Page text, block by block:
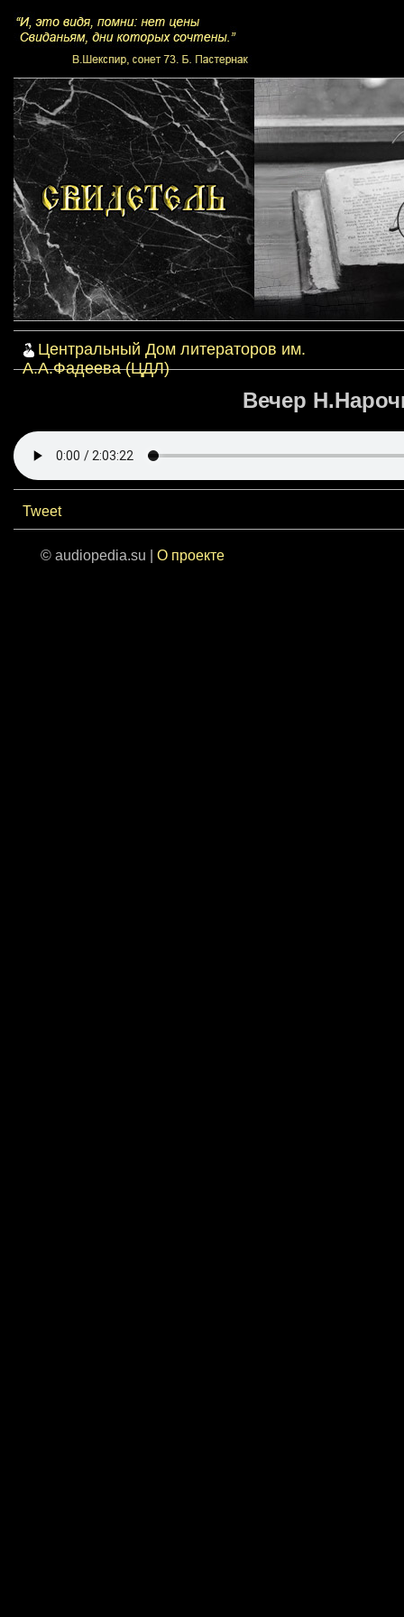
Центральный Дом литераторов им.
А.А.Фадеева (ЦДЛ)
Вечер
Tweet
© audiopedia.su | О проекте